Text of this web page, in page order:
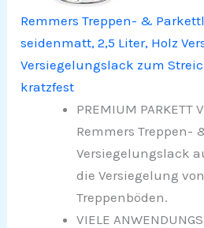
Remmers Treppen- &
seidenmatt, 2,5 Liter, Holz
Versiegelungslack zum
kratzfest
PREMIUM PARKETT
Remmers Treppen-
Versiegelungslack
die Versiegelung
Treppenböden.
VIELE